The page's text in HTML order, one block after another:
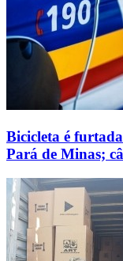
Bicicleta é
Pará de Minas;